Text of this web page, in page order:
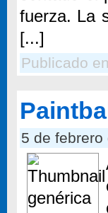
fuerza. La
[...]
Publicado en
5 de febrero